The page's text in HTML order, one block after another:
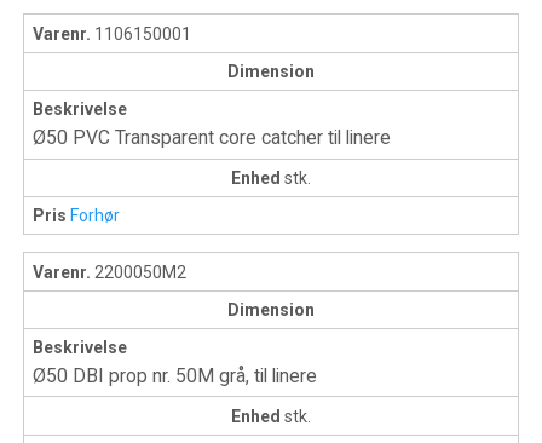
Varenr. 1106150001
Dimension
Beskrivelse
Ø50 PVC Transparent core catcher til linere
Enhed stk.
Pris Forhør
Varenr. 2200050M2
Dimension
Beskrivelse
Ø50 DBI prop nr. 50M grå, til linere
Enhed stk.